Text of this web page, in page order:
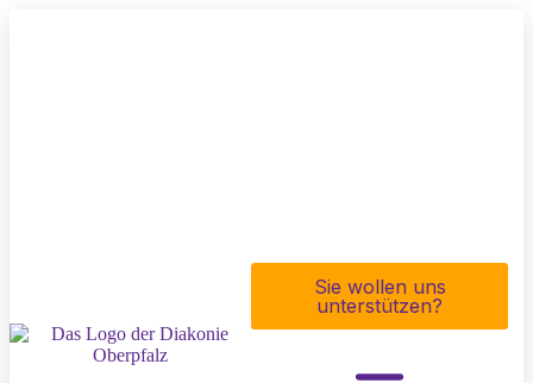
Sie wollen uns
unterstützen?